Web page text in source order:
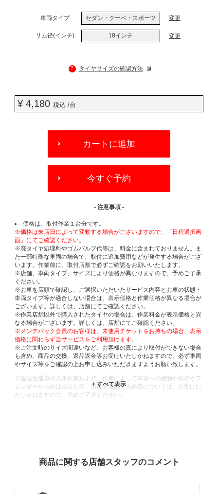
車両タイプ セダン・クーペ・スポーツ 変更
リム径(インチ) 18インチ 変更
? タイヤサイズの確認方法
¥ 4,180 税込 /台
OPTIONS
カートに追加
今すぐ予約
- 注意事項 -
価格は、取付作業１台分です。
※価格は来店日によって変動する場合がございますので、「日程選択画
面」にてご確認ください。
※廃タイヤ処理料やゴムバルブ代等は、料金に含まれておりません。ま
た一部特殊な車両の場合で、取付に追加費用などが発生する場合がござ
います。作業前に、取付店舗で必ずご確認をお願いいたします。
※店舗、車両タイプ、サイズにより価格が異なりますので、予めご了承
ください。
※お車を店頭で確認し、ご選択いただいたサービス内容とお車の状態・
車両タイプ等が適合しない場合は、表示価格と作業価格が異なる場合が
ございます。詳しくは、店舗にてご確認ください。
※作業店舗以外で購入されたタイヤの場合は、作業料金が表示価格と異
なる場合がございます。詳しくは、店舗にてご確認ください。
※メンテパック会員のお客様は、未使用チケットをお持ちの場合、表示
価格に関わらず当サービスをご利用頂けます。
※ご注文時のサイズ間違いなど、お客様の責により取付ができない場合
も含め、商品の交換、返品返金等お受けいたしかねますので、必ず車両
やサイズ等をご確認の上お申し込みいただきますようお願い致します。
※違法改造車の入庫作業および、作業によって車体への接触や車枠やフ
ェンダーからのはみ出し等、法規を逸脱する作業については、お受けい
たしかねますので、予めご了承ください。
商品に関する店舗スタッフのコメント